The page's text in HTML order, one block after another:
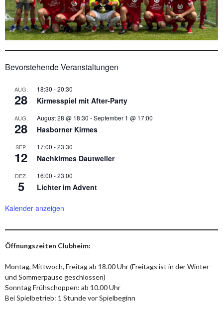
Bevorstehende Veranstaltungen
AUG.
28
18:30 -20:30
Kirmesspiel mit After-Party
AUG.
28
August 28 @ 18:30 -September 1 @ 17:00
Hasborner Kirmes
SEP.
12
17:00 -23:30
Nachkirmes Dautweiler
DEZ.
5
16:00 -23:00
Lichter im Advent
Kalender anzeigen
Öffnungszeiten Clubheim:
Montag, Mittwoch, Freitag ab 18.00 Uhr (Freitags ist in der Winter-
und Sommerpause geschlossen)
Sonntag Frühschoppen: ab 10.00 Uhr
Bei Spielbetrieb: 1 Stunde vor Spielbeginn